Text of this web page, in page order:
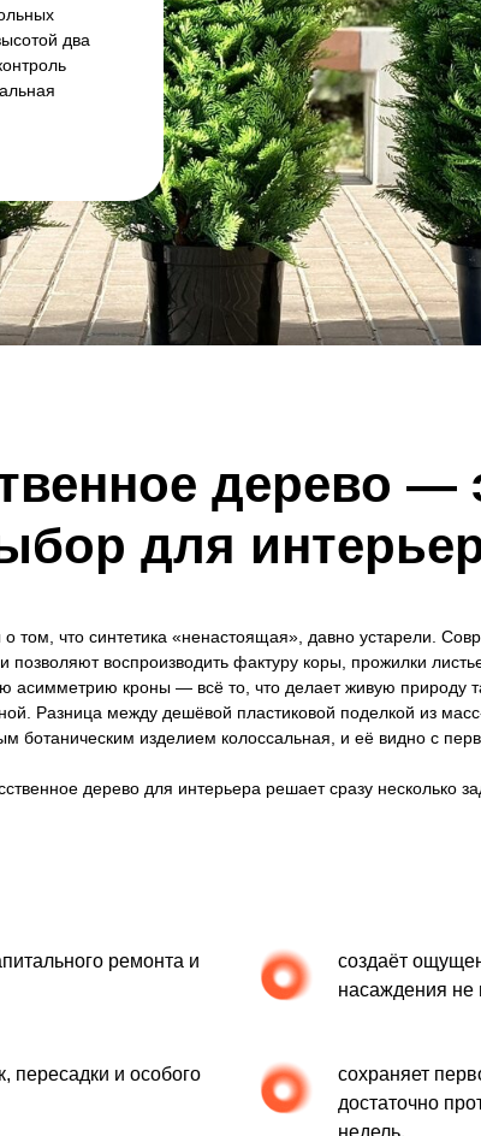
два
дерево —
для
о том, что синтетика «ненастоящая», давно устарели.
позволяют воспроизводить фактуру коры, прожилки
асимметрию кроны — всё то, что делает живую природу
Разница между дешёвой пластиковой поделкой из
ботаническим изделием колоссальная, и её видно с
дерево для интерьера решает сразу несколько
ремонта и
создаёт
насаждения не
пересадки и особого
сохраняет
достаточно
недель.